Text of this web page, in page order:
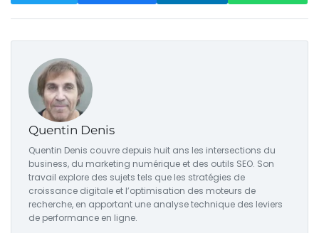
Quentin Denis
Quentin Denis couvre depuis huit ans les intersections du
business, du marketing numérique et des outils SEO. Son
travail explore des sujets tels que les stratégies de
croissance digitale et l’optimisation des moteurs de
recherche, en apportant une analyse technique des leviers
de performance en ligne.